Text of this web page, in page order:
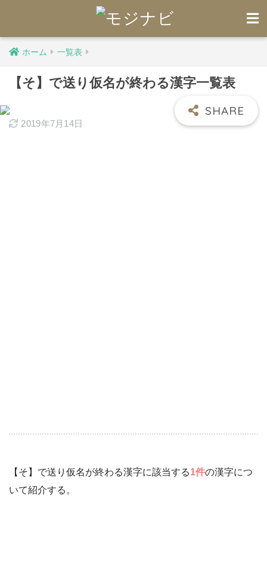
ホーム 一覧表
【そ】で送り仮名が終わる漢字一覧表
2019年7月14日
【そ】で送り仮名が終わる漢字に該当する1件の漢字につ
いて紹介する。